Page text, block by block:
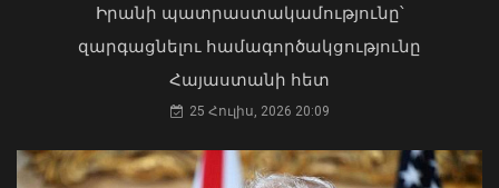
Եթե սահմանվածից երկար մնաք
31 Հուլիս, 2026 15:26
Իրանի պատրաստակամությունը՝
զարգացնելու համագործակցությունը
Հայաստանի հետ
25 Հուլիս, 2026 20:09